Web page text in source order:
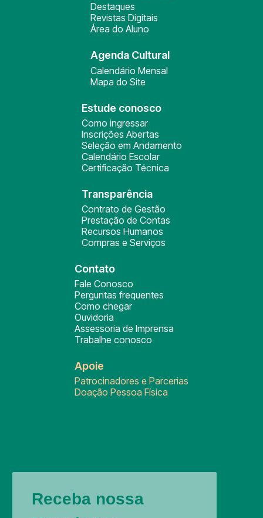
Destaques
Revistas Digitais
Área do Aluno
Agenda Cultural
Calendário Mensal
Mapa do Site
Estude conosco
Como ingressar
Inscrições Abertas
Seleção em Andamento
Calendário Escolar
Certificação Técnica
Transparência
Contrato de Gestão
Prestação de Contas
Recursos Humanos
Compras e Serviços
Contato
Fale Conosco
Perguntas frequentes
Como chegar
Ouvidoria
Assessoria de Imprensa
Trabalhe conosco
Apoie
Patrocinadores e Parcerias
Doação Pessoa Física